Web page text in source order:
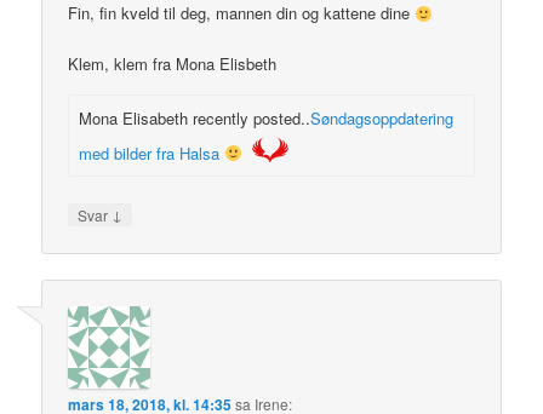
Fin, fin kveld til deg, mannen din og kattene dine
Klem, klem fra Mona Elisbeth
Mona Elisabeth recently posted..Søndagsoppdatering
med bilder fra Halsa
Svar ↓
mars 18, 2018, kl. 14:35sa Irene: